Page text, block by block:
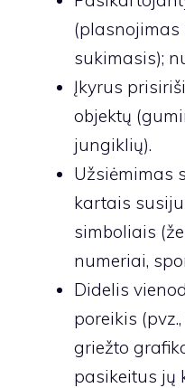
(plasnojimas
sukimasis);
Įkyrus
objektų
jungiklių).
Užsiėmimas
kartais
simboliais
numeriai,
Didelis
poreikis
griežto
pasikeitus jų